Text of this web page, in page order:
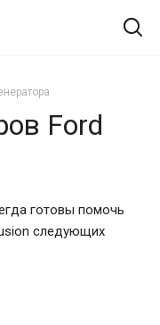
Ford
готовы помочь
следующих